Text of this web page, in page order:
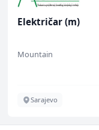
Električar (m)
Mountain
Sarajevo